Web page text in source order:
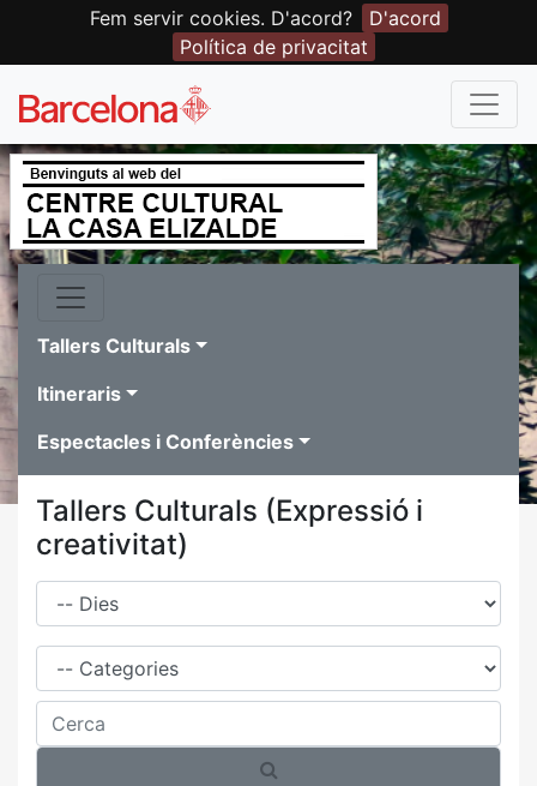
Fem servir cookies. D'acord?
D'acord
Política de privacitat
Tallers Culturals
Itineraris
Espectacles i Conferències
Tallers Culturals (Expressió i
creativitat)
Dies
Família
Cerca